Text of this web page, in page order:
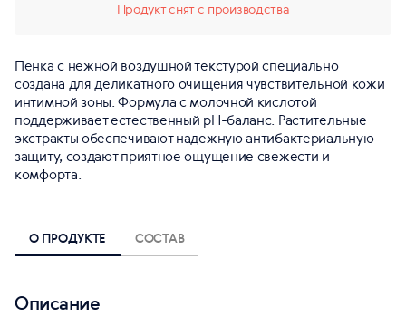
Пенка с нежной воздушной текстурой специально
создана для деликатного очищения чувствительной кожи
интимной зоны. Формула с молочной кислотой
поддерживает естественный pH-баланс. Растительные
экстракты обеспечивают надежную антибактериальную
защиту, создают приятное ощущение свежести и
комфорта.
Продукт снят с производства
О ПРОДУКТЕ СОСТАВ
Описание